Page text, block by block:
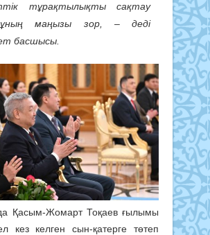
тұрақтылықты сақтау
маңызы зор, – деді
басшысы.
Қасым-Жомарт Тоқаев ғылымы
кез келген сын-қатерге төтеп